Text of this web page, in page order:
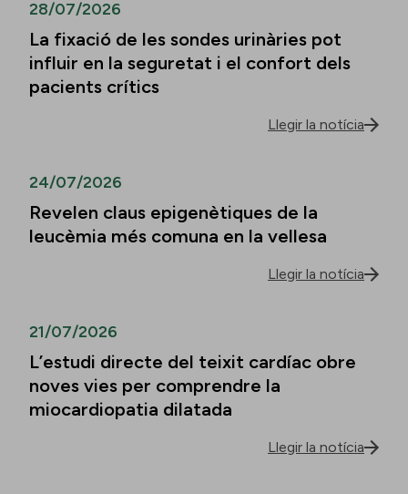
28/07/2026
La fixació de les sondes urinàries pot
influir en la seguretat i el confort dels
pacients crítics
Llegir la notícia
24/07/2026
Revelen claus epigenètiques de la
leucèmia més comuna en la vellesa
Llegir la notícia
21/07/2026
L’estudi directe del teixit cardíac obre
noves vies per comprendre la
miocardiopatia dilatada
Llegir la notícia